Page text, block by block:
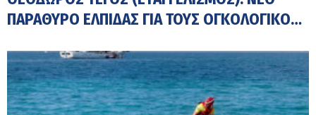
ΠΑΡΆΘΥΡΟ ΕΛΠΊΔΑΣ ΓΙΑ ΤΟΥΣ ΟΓΚΟΛΟΓΙΚΟΎΣ